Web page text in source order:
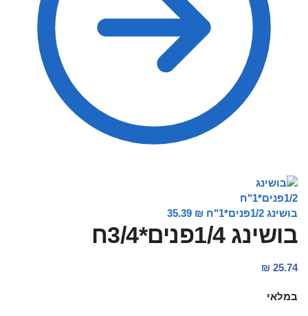
בושינג 1/2פנים*1"ח ₪
בושינג 1/4פנים*3/4ח
₪ 25.74
במלאי